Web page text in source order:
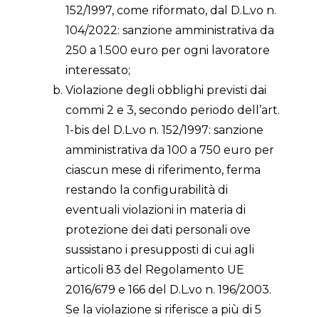
152/1997, come riformato, dal D.L.vo n.
104/2022: sanzione amministrativa da
250 a 1.500 euro per ogni lavoratore
interessato;
Violazione degli obblighi previsti dai
commi 2 e 3, secondo periodo dell’art.
1-bis del D.L.vo n. 152/1997: sanzione
amministrativa da 100 a 750 euro per
ciascun mese di riferimento, ferma
restando la configurabilità di
eventuali violazioni in materia di
protezione dei dati personali ove
sussistano i presupposti di cui agli
articoli 83 del Regolamento UE
2016/679 e 166 del D.L.vo n. 196/2003.
Se la violazione si riferisce a più di 5